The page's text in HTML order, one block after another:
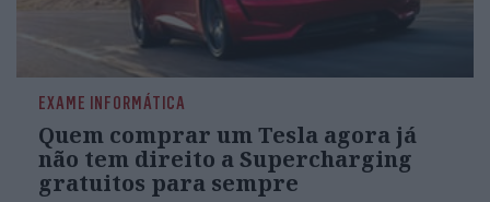
EXAME INFORMÁTICA
Quem comprar um Tesla agora já
não tem direito a Supercharging
gratuitos para sempre